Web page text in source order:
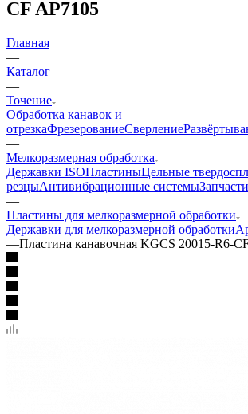
CF AP7105
Главная
—
Каталог
—
Точение
Обработка канавок и
отрезкаФрезерованиеСверление
—
Мелкоразмерная обработка
Державки ISOПластиныЦельные
резцыАнтивибрационные системыЗапчасти
—
Пластины для мелкоразмерной обработки
Державки для мелкоразмерной обработки
—Пластина канавочная KGCS 20015-R6-